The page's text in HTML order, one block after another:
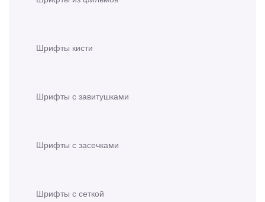
Шрифты кисти
Шрифты с завитушками
Шрифты с засечками
Шрифты с сеткой